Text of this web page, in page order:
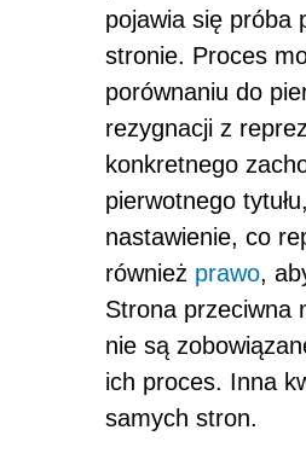
pojawia się próba
stronie. Proces
porównaniu do
rezygnacji z
konkretnego
pierwotnego
nastawienie, co
również prawo,
Strona przeciwna
nie są
ich proces. Inna
samych stron.